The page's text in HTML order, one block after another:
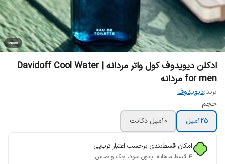
ادکلن دیویدوف کول واتر مردانه | Davidoff Cool Water
for men مردانه
برند:دیویدوف
حجم
125میل
10میل دکانت
امکان قسط‌بندی برحسب اعتبار ترب‌پی
۴ قسط ماهانه. بدون سود، چک و ضامن.